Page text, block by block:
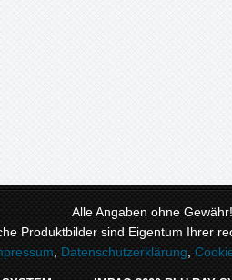
Alle Angaben ohne Gewähr!
Produktbilder sind Eigentum Ihrer
Datenschutzerklärung ,